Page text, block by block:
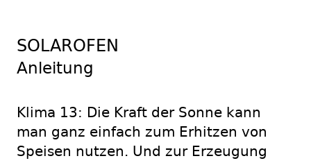
SOLAROFEN
Anleitung
Klima 13: Die Kraft der Sonne kann
man ganz einfach zum Erhitzen von
Speisen nutzen. Und zur Erzeugung